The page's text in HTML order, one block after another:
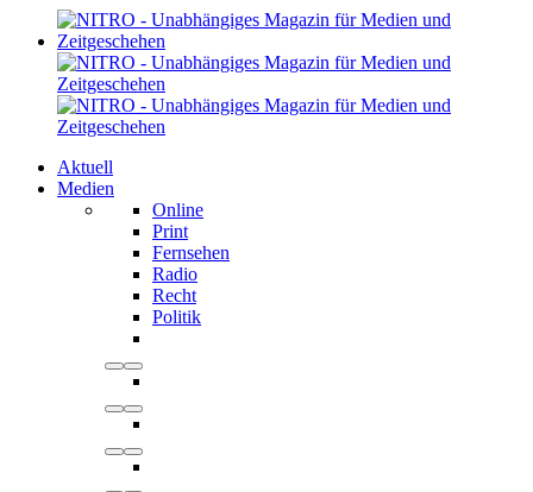
Aktuell
Medien
Online
Print
Fernsehen
Radio
Recht
Politik